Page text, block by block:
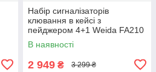
Набір сигналізаторів
клювання в кейсі з
пейджером 4+1 Weida FA210
В наявності
2 949 ₴ 3 299 ₴